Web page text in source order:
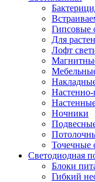
Гипсовые
Для
Лофт
Ночники
Точечные
Светодиодная
Блоки
Гибкий